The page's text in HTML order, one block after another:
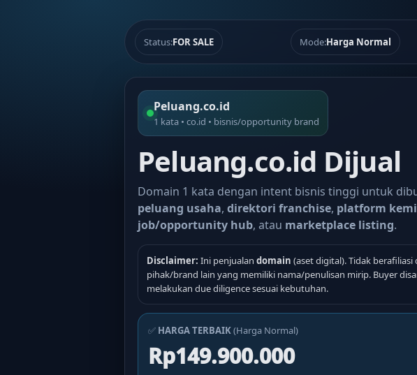
Status:FOR SALE Mode:Harga Normal
Peluang.co.id
1 kata • co.id • bisnis/opportunity brand
Peluang.co.id Dijual
Domain 1 kata dengan intent bisnis tinggi untuk
peluang usaha, direktori franchise, platform
job/opportunity hub, atau marketplace listing.
Disclaimer: Ini penjualan domain (aset digital). Tidak berafiliasi
pihak/brand lain yang memiliki nama/penulisan mirip. Buyer
melakukan due diligence sesuai kebutuhan.
✅ HARGA TERBAIK(Harga Normal)
Rp149.900.000